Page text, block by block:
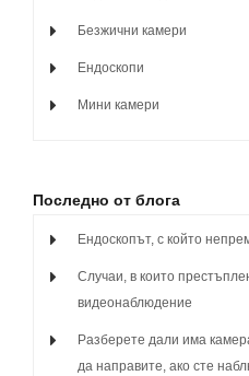
Безжични камери
Ендоскопи
Мини камери
Последно от блога
Ендоскопът, с който
Случаи, в които
видеонаблюдение
Разберете дали има
да направите, ако сте